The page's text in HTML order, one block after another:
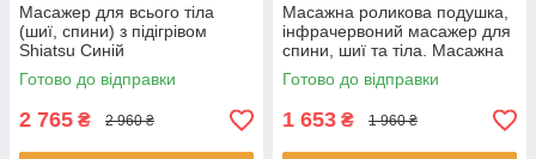
Масажер для всього тіла
(шиї, спини) з підігрівом
Shiatsu Синій
Готово до відправки
2 765 ₴ 2 960 ₴
Масажна роликова подушка,
інфрачервоний масажер для
спини, шиї та тіла. Масажна
подушка для дома та авто
Готово до відправки
1 653 ₴ 1 960 ₴